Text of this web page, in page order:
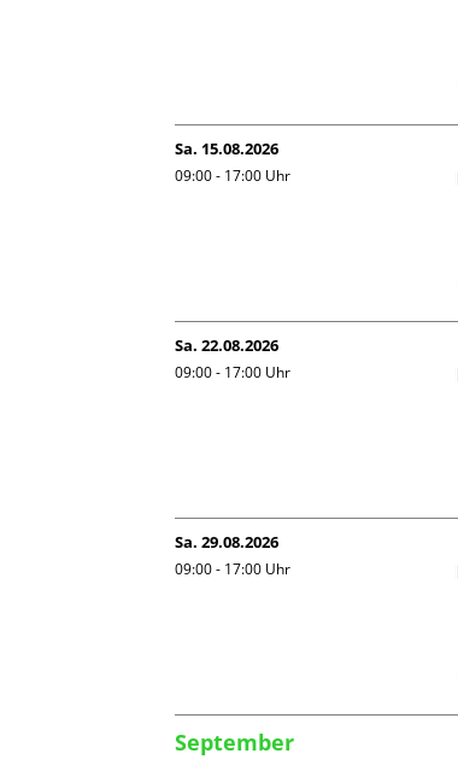
Sa. 15.08.2026
09:00 - 17:00 Uhr
Sa. 22.08.2026
09:00 - 17:00 Uhr
Sa. 29.08.2026
09:00 - 17:00 Uhr
September